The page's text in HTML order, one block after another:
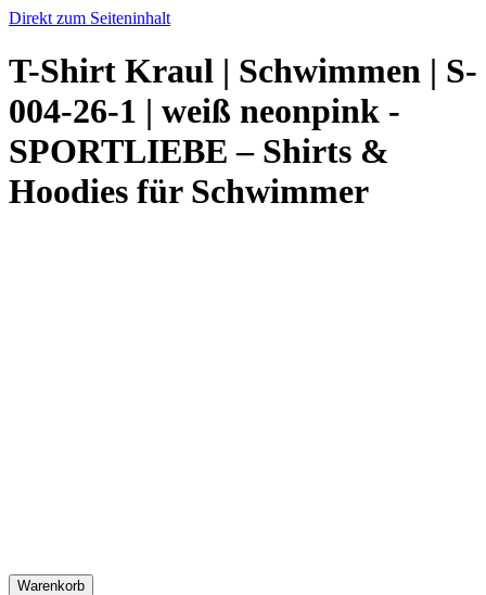
Direkt zum Seiteninhalt
T-Shirt Kraul | Schwimmen | S-
004-26-1 | weiß neonpink -
SPORTLIEBE – Shirts &
Hoodies für Schwimmer
Warenkorb